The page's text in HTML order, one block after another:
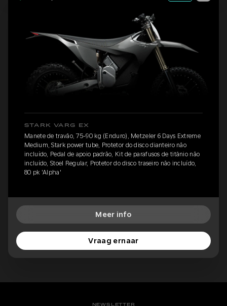
STARK VARG EX
Manete de travão, 75-90 kg (Enduro), Metzeler 6 Days Extreme
Medium, Stark power tube, Protetor do disco dianteiro não
incluído, Pedal de apoio padrão, Kit de parafusos de titânio não
incluído, Stoel Regular, Protetor do disco traseiro não incluído,
80 pk 'Alpha'
Meer info
Vraag ernaar
NEWSLETTER